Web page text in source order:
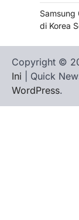
Samsung
di Korea
Copyright ©
Ini | Quick
WordPress.